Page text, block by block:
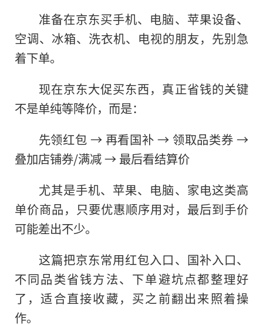
准备在京东买手机、电脑、苹果设备、
空调、冰箱、洗衣机、电视的朋友，先别急
着下单。
现在京东大促买东西，真正省钱的关键
不是单纯等降价，而是：
先领红包 → 再看国补 → 领取品类券 →
叠加店铺券/满减 → 最后看结算价
尤其是手机、苹果、电脑、家电这类高
单价商品，只要优惠顺序用对，最后到手价
可能差出不少。
这篇把京东常用红包入口、国补入口、
不同品类省钱方法、下单避坑点都整理好
了，适合直接收藏，买之前翻出来照着操
作。